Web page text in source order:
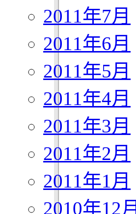
2011年7月
2011年6月
2011年5月
2011年4月
2011年3月
2011年2月
2011年1月
2010年12月